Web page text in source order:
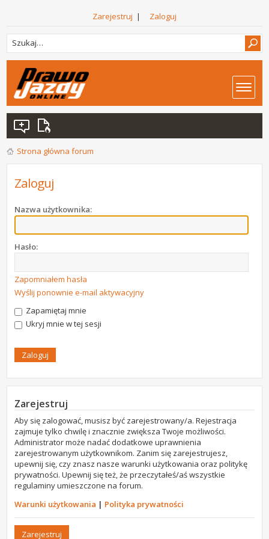
Zarejestruj | Zaloguj
Strona główna forum
Zaloguj
Nazwa użytkownika:
Hasło:
Zapomniałem hasła
Wyślij ponownie e-mail aktywacyjny
Zapamiętaj mnie
Ukryj mnie w tej sesji
Zarejestruj
Aby się zalogować, musisz być zarejestrowany/a. Rejestracja
zajmuje tylko chwilę i znacznie zwiększa Twoje możliwości.
Administrator może nadać dodatkowe uprawnienia
zarejestrowanym użytkownikom. Zanim się zarejestrujesz,
upewnij się, czy znasz nasze warunki użytkowania oraz politykę
prywatności. Upewnij się też, że przeczytałeś/aś wszystkie
regulaminy umieszczone na forum.
Warunki użytkowania | Polityka prywatności
Zarejestruj